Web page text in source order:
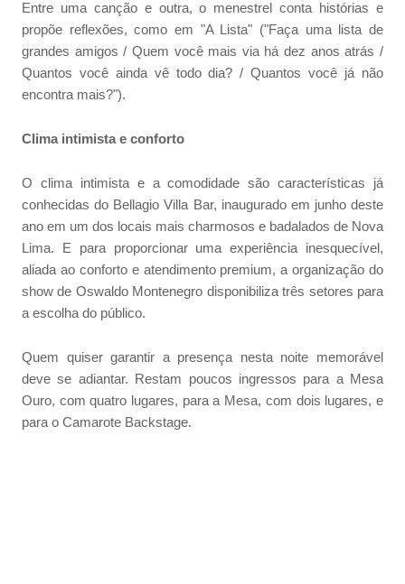
Entre uma canção e outra, o menestrel conta histórias e
propõe reflexões, como em "A Lista" ("Faça uma lista de
grandes amigos / Quem você mais via há dez anos atrás /
Quantos você ainda vê todo dia? / Quantos você já não
encontra mais?").
Clima intimista e conforto
O clima intimista e a comodidade são características já
conhecidas do Bellagio Villa Bar, inaugurado em junho deste
ano em um dos locais mais charmosos e badalados de Nova
Lima. E para proporcionar uma experiência inesquecível,
aliada ao conforto e atendimento premium, a organização do
show de Oswaldo Montenegro disponibiliza três setores para
a escolha do público.
Quem quiser garantir a presença nesta noite memorável
deve se adiantar. Restam poucos ingressos para a Mesa
Ouro, com quatro lugares, para a Mesa, com dois lugares, e
para o Camarote Backstage.